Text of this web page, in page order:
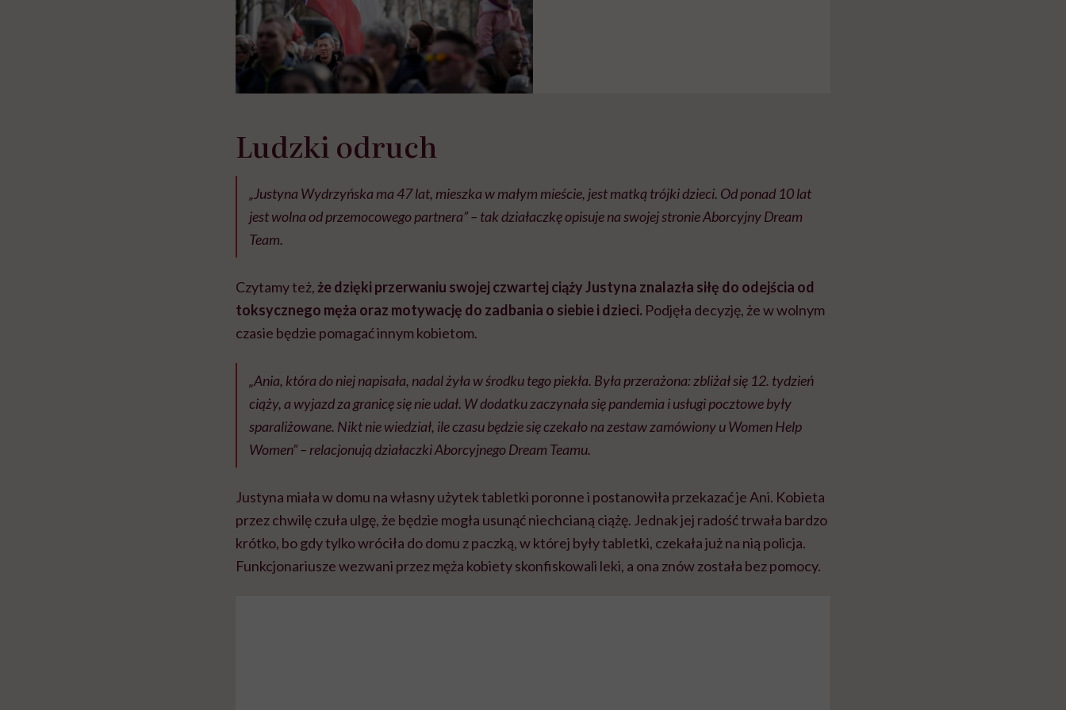
Ludzki odruch
„Justyna Wydrzyńska ma 47 lat, mieszka w małym mieście, jest matką trójki dzieci. Od ponad 10 lat
jest wolna od przemocowego partnera” – tak działaczkę opisuje na swojej stronie Aborcyjny Dream
Team.
Czytamy też,że dzięki przerwaniu swojej czwartej ciąży Justyna znalazła siłę do odejścia od
toksycznego męża oraz motywację do zadbania o siebie i dzieci. Podjęła decyzję, że w wolnym
czasie będzie pomagać innym kobietom.
„Ania, która do niej napisała, nadal żyła w środku tego piekła. Była przerażona: zbliżał się 12. tydzień
ciąży, a wyjazd za granicę się nie udał. W dodatku zaczynała się pandemia i usługi pocztowe były
sparaliżowane. Nikt nie wiedział, ile czasu będzie się czekało na zestaw zamówiony u Women Help
Women” – relacjonują działaczki Aborcyjnego Dream Teamu.
Justyna miała w domu na własny użytek tabletki poronne i postanowiła przekazać je Ani. Kobieta
przez chwilę czuła ulgę, że będzie mogła usunąć niechcianą ciążę. Jednak jej radość trwała bardzo
krótko, bo gdy tylko wróciła do domu z paczką, w której były tabletki, czekała już na nią policja.
Funkcjonariusze wezwani przez męża kobiety skonfiskowali leki, a ona znów została bez pomocy.